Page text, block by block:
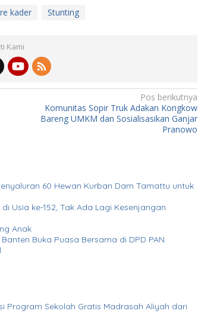
kader Stunting
Kami
Pos berikutnya
Komunitas Sopir Truk Adakan Kongkow
Bareng UMKM dan Sosialisasikan Ganjar
Pranowo
Usia ke-152, Tak Ada Lagi Kesenjangan
Anak
Buka Puasa Bersama di DPD PAN
Program Sekolah Gratis Madrasah Aliyah dari